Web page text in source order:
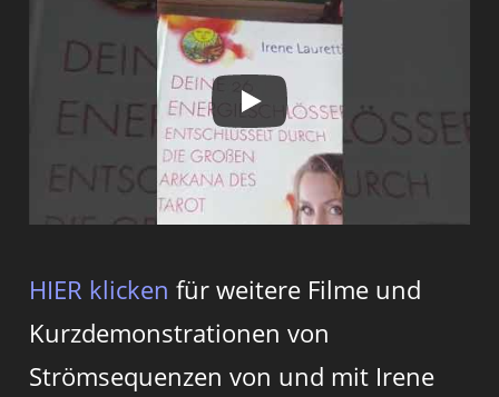
HIER klicken für weitere Filme und
Kurzdemonstrationen von
Strömsequenzen von und mit Irene